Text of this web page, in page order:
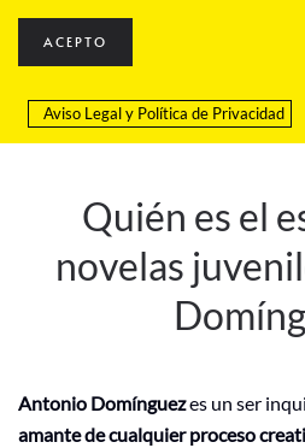
ACEPTO
Aviso Legaly Política de Privacidad
Quién es el
novelas
Antonio Domínguezes un ser
amante de cualquier proceso